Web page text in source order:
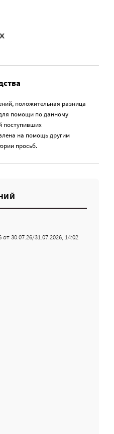
положительная разница
помощи по данному
поступивших
на помощь другим
просьб.
30.07.26/31.07.2026, 14:02